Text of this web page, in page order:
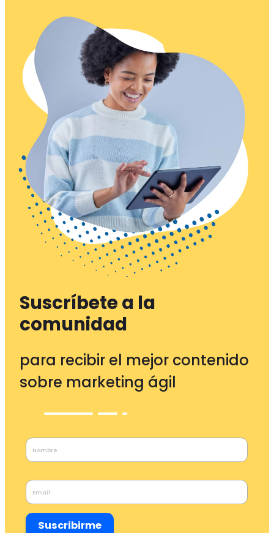
Suscríbete a la
comunidad
para recibir el mejor contenido
sobre marketing ágil
Suscribirme